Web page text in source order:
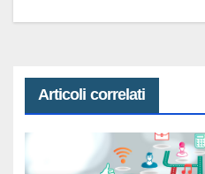
articoli
Articoli correlati